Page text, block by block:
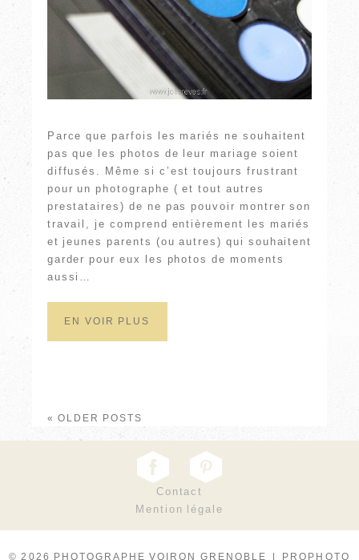
Parce que parfois les mariés ne souhaitent
pas que les photos de leur mariage soient
diffusés. Même si c’est toujours frustrant
pour un photographe ( et tout autres
prestataires) de ne pas pouvoir montrer son
travail, je comprend entièrement les mariés
et jeunes parents (ou autres) qui souhaitent
garder pour eux les photos de moments
aussi…
EN VOIR PLUS
« OLDER POSTS
Contact
Mention légale
© 2026 PHOTOGRAPHE VOIRON GRENOBLE PROPHOTO